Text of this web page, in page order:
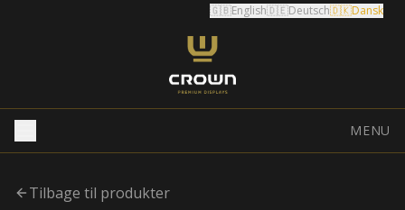
🇬🇧English🇩🇪Deutsch🇩🇰Dansk
MENU
Tilbage til produkter